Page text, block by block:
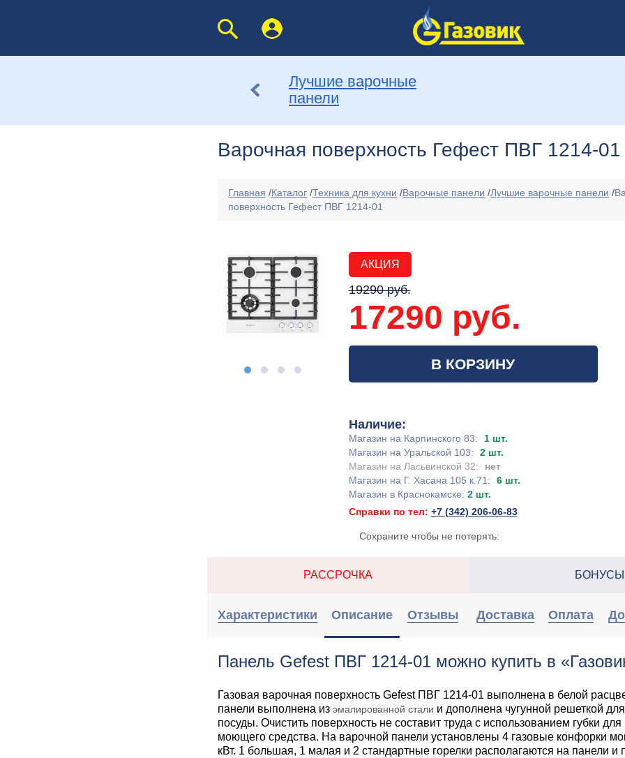
Лучшие варочные
панели
Варочная поверхность Гефест ПВГ 1214-01
Главная /Каталог /Техника для кухни /Варочные панели /Лучшие варочные панели /
поверхность Гефест ПВГ 1214-01
АКЦИЯ
19290 руб.
17290 руб.
В КОРЗИНУ
Наличие:
Магазин на Карпинского 83:
1 шт.
Магазин на Уральской 103:
2 шт.
Магазин на Ласьвинской 32:
нет
Магазин на Г. Хасана 105 к.71:
6 шт.
Магазин в Краснокамске: 2 шт.
Справки по тел: +7 (342) 206-06-83
Сохраните чтобы не потерять:
РАССРОЧКА БОНУСЫ
Описание
Панель Gefest ПВГ 1214-01 можно купить в
Газовая варочная поверхность Gefest ПВГ 1214-01 выполнена в белой
панели выполнена из эмалированной стали и дополнена чугунной решеткой
посуды. Очистить поверхность не составит труда с использованием губки
моющего средства. На варочной панели установлены 4 газовые конфорки
кВт. 1 большая, 1 малая и 2 стандартные горелки располагаются на панели и
Характеристики Доставка Оплата
Отзывы